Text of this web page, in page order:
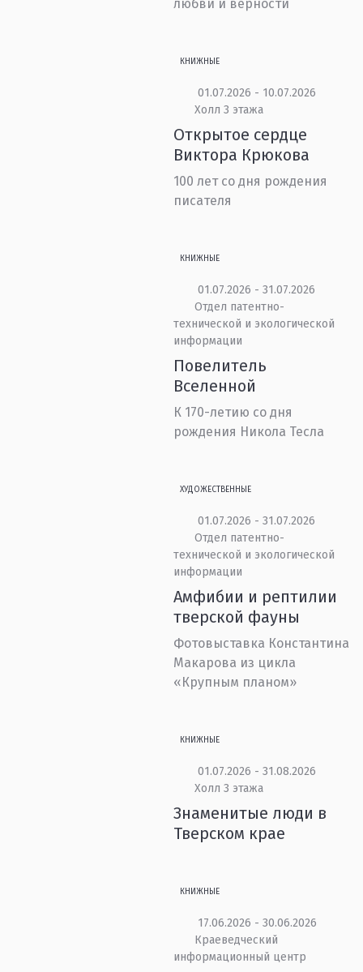
любви и верности
КНИЖНЫЕ
01.07.2026 - 10.07.2026
Холл 3 этажа
Открытое сердце
Виктора Крюкова
100 лет со дня рождения
писателя
КНИЖНЫЕ
01.07.2026 - 31.07.2026
Отдел патентно-
технической и экологической
информации
Повелитель
Вселенной
К 170-летию со дня
рождения Никола Тесла
ХУДОЖЕСТВЕННЫЕ
01.07.2026 - 31.07.2026
Отдел патентно-
технической и экологической
информации
Амфибии и рептилии
тверской фауны
Фотовыставка Константина
Макарова из цикла
«Крупным планом»
КНИЖНЫЕ
01.07.2026 - 31.08.2026
Холл 3 этажа
Знаменитые люди в
Тверском крае
КНИЖНЫЕ
17.06.2026 - 30.06.2026
Краеведческий
информационный центр